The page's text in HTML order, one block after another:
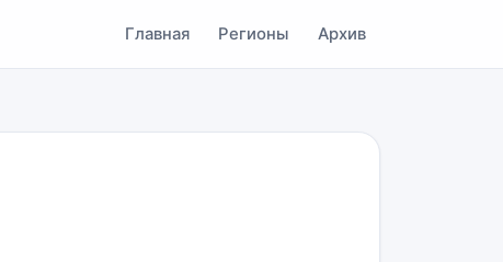
Главная Регионы Архив